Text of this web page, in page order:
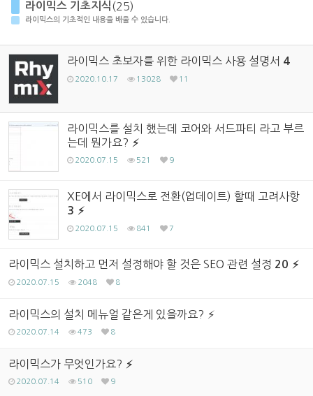
라이믹스 기초지식 (25)
라이믹스의 기초적인 내용을 배울 수 있습니다.
라이믹스 초보자를 위한 라이믹스 사용 설명서 4
2020.10.17 13028 11
라이믹스를 설치 했는데 코어와 서드파티 라고 부르
는데 뭔가요?
2020.07.15 521 9
XE에서 라이믹스로 전환(업데이트) 할때 고려사항
3
2020.07.15 841 7
라이믹스 설치하고 먼저 설정해야 할 것은 SEO 관련 설정 20
2020.07.15 2048 8
라이믹스의 설치 메뉴얼 같은게 있을까요?
2020.07.14 473 8
라이믹스가 무엇인가요?
2020.07.14 510 9